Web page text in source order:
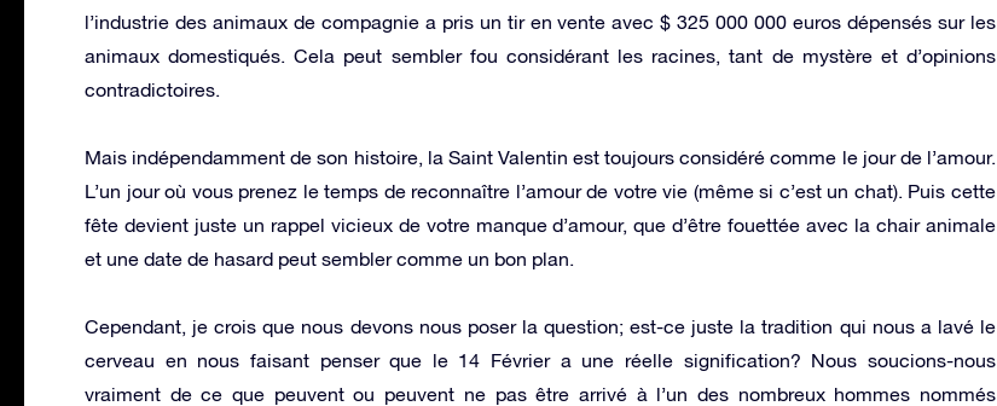
l’industrie des animaux de compagnie a pris un tir en vente avec $ 325 000 000 euros dépensés sur les
animaux domestiqués. Cela peut sembler fou considérant les racines, tant de mystère et d’opinions
contradictoires.
Mais indépendamment de son histoire, la Saint Valentin est toujours considéré comme le jour de l’amour.
L’un jour où vous prenez le temps de reconnaître l’amour de votre vie (même si c’est un chat). Puis cette
fête devient juste un rappel vicieux de votre manque d’amour, que d’être fouettée avec la chair animale
et une date de hasard peut sembler comme un bon plan.
Cependant, je crois que nous devons nous poser la question; est-ce juste la tradition qui nous a lavé le
cerveau en nous faisant penser que le 14 Février a une réelle signification? Nous soucions-nous
vraiment de ce que peuvent ou peuvent ne pas être arrivé à l’un des nombreux hommes nommés